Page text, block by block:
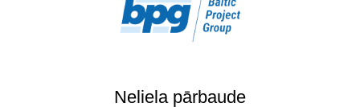
Neliela pārbaude